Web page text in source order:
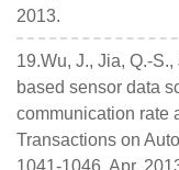
2013.
19.Wu, J., Jia, Q.-
based sensor data
communication rate
Transactions on
1041-1046, Apr.